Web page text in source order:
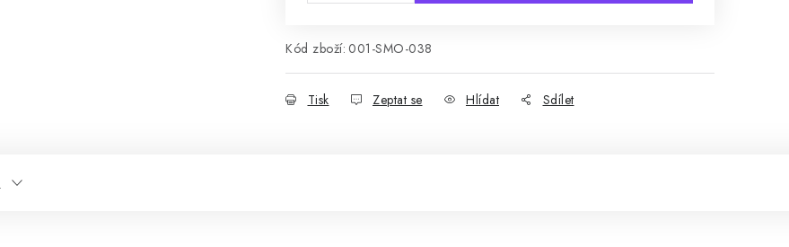
Kód zboží: 001-SMO-038
Tisk Zeptat se Hlídat Sdílet